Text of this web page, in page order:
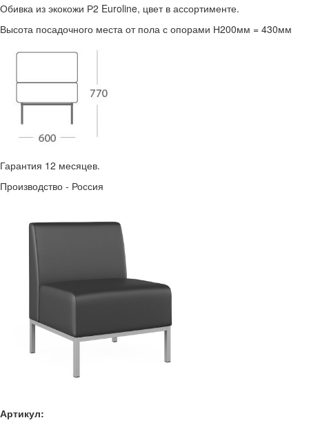
Обивка из экокожи Р2 Euroline, цвет в ассортименте.
Высота посадочного места от пола с опорами Н200мм = 430мм
Гарантия 12 месяцев.
Производство - Россия
Артикул: